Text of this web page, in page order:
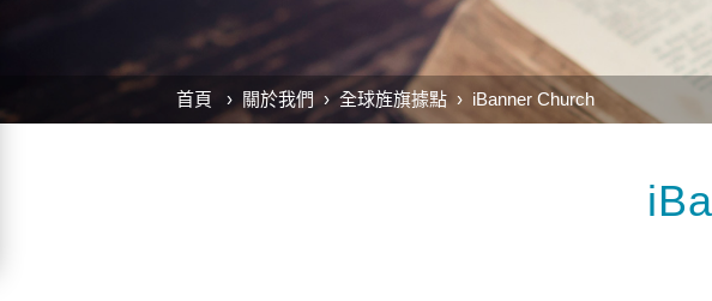
首頁 關於我們 全球旌旗據點 iBanner Church